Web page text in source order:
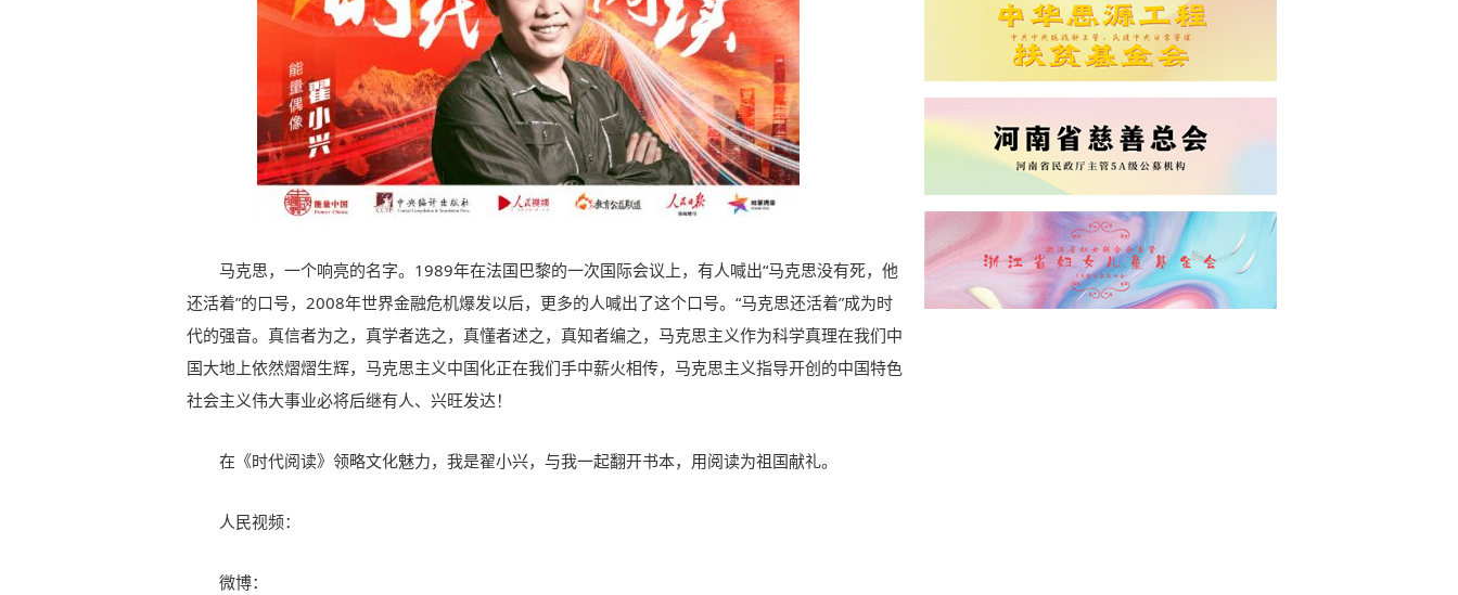
马克思，一个响亮的名字。1989年在法国巴黎的一次国际会议上，有人喊出“马克思没有死，他
还活着”的口号，2008年世界金融危机爆发以后，更多的人喊出了这个口号。“马克思还活着”成为时
代的强音。真信者为之，真学者选之，真懂者述之，真知者编之，马克思主义作为科学真理在我们中
国大地上依然熠熠生辉，马克思主义中国化正在我们手中薪火相传，马克思主义指导开创的中国特色
社会主义伟大事业必将后继有人、兴旺发达！
在《时代阅读》领略文化魅力，我是翟小兴，与我一起翻开书本，用阅读为祖国献礼。
人民视频：
微博：